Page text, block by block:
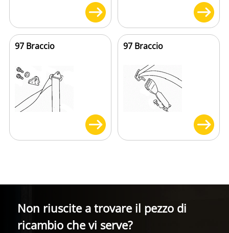
97 Braccio 97 Braccio
Non riuscite a trovare il pezzo di
ricambio che vi serve?